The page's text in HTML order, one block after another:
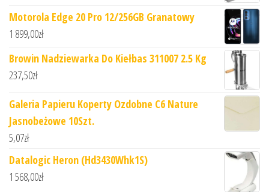
Motorola Edge 20 Pro 12/256GB Granatowy
1 899,00zł
Browin Nadziewarka Do Kiełbas 311007 2.5 Kg
237,50zł
Galeria Papieru Koperty Ozdobne C6 Nature
Jasnobeżowe 10Szt.
5,07zł
Datalogic Heron (Hd3430Whk1S)
1 568,00zł